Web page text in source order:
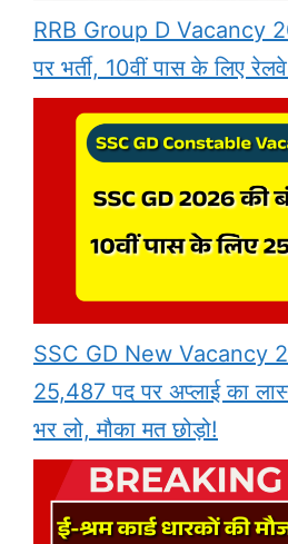
RRB Group D Vacancy
पर भर्ती, 10वीं पास के लिए
SSC GD New Vacancy
25,487 पद पर अप्लाई का
भर लो, मौका मत छोड़ो!